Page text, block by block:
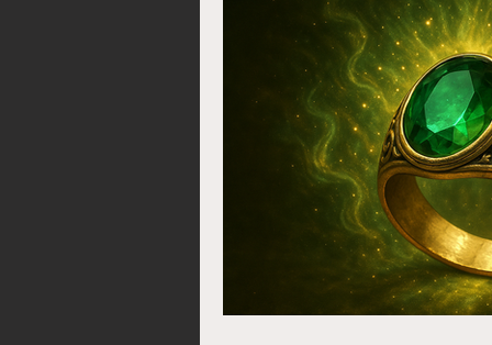
bague magique
Valise mystique
Portefeuille magique
Porte-monnaie Mystique